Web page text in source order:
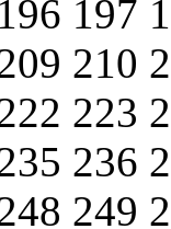
196 197
210
223
236
249